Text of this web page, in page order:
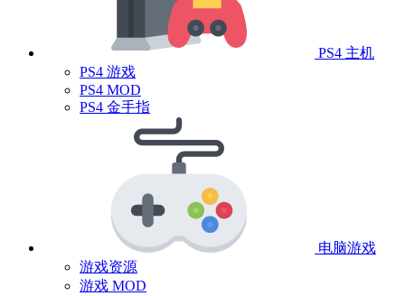
PS4 主机
PS4 游戏
PS4 MOD
PS4 金手指
电脑游戏
游戏资源
游戏 MOD